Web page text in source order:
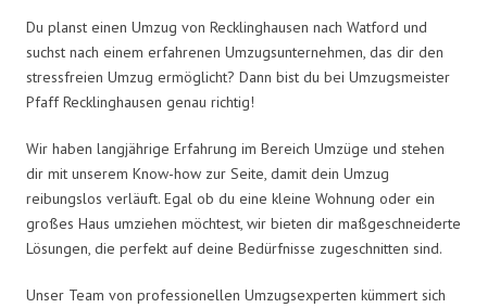
Du planst einen Umzug von Recklinghausen nach Watford und
suchst nach einem erfahrenen Umzugsunternehmen, das dir den
stressfreien Umzug ermöglicht? Dann bist du bei Umzugsmeister
Pfaff Recklinghausen genau richtig!
Wir haben langjährige Erfahrung im Bereich Umzüge und stehen
dir mit unserem Know-how zur Seite, damit dein Umzug
reibungslos verläuft. Egal ob du eine kleine Wohnung oder ein
großes Haus umziehen möchtest, wir bieten dir maßgeschneiderte
Lösungen, die perfekt auf deine Bedürfnisse zugeschnitten sind.
Unser Team von professionellen Umzugsexperten kümmert sich